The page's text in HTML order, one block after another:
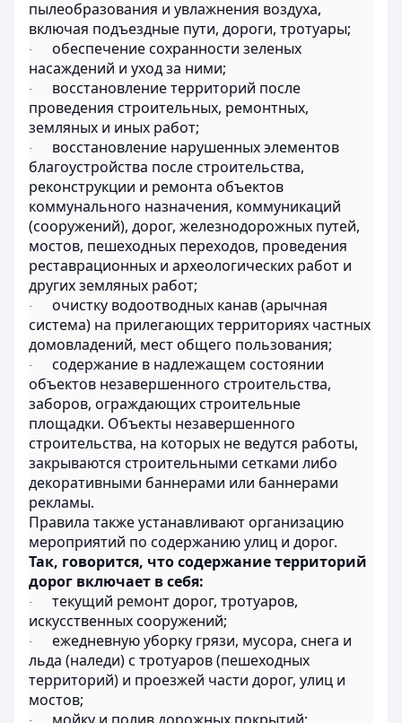
пылеобразования и увлажнения воздуха,
включая подъездные пути, дороги, тротуары;
·
обеспечение сохранности зеленых
насаждений и уход за ними;
·
восстановление территорий после
проведения строительных, ремонтных,
земляных и иных работ;
·
восстановление нарушенных элементов
благоустройства после строительства,
реконструкции и ремонта объектов
коммунального назначения, коммуникаций
(сооружений), дорог, железнодорожных путей,
мостов, пешеходных переходов, проведения
реставрационных и археологических работ и
других земляных работ;
·
очистку водоотводных канав (арычная
система) на прилегающих территориях частных
домовладений, мест общего пользования;
·
содержание в надлежащем состоянии
объектов незавершенного строительства,
заборов, ограждающих строительные
площадки. Объекты незавершенного
строительства, на которых не ведутся работы,
закрываются строительными сетками либо
декоративными баннерами или баннерами
рекламы.
Правила также устанавливают организацию
мероприятий по содержанию улиц и дорог.
Так, говорится, что содержание территорий
дорог включает в себя:
·
текущий ремонт дорог, тротуаров,
искусственных сооружений;
·
ежедневную уборку грязи, мусора, снега и
льда (наледи) с тротуаров (пешеходных
территорий) и проезжей части дорог, улиц и
мостов;